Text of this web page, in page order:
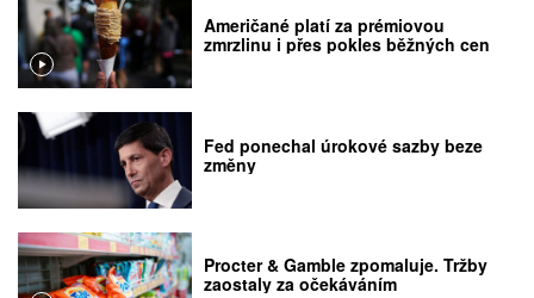
Američané platí za prémiovou
zmrzlinu i přes pokles běžných cen
Fed ponechal úrokové sazby beze
změny
Procter & Gamble zpomaluje. Tržby
zaostaly za očekáváním